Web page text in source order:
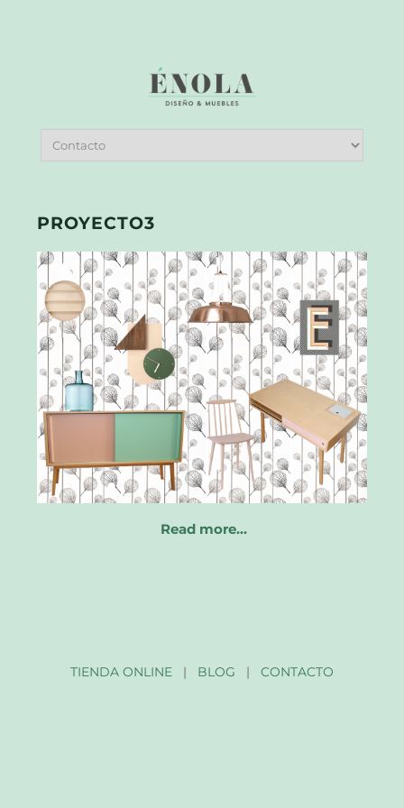
PROYECTO3
Read more…
TIENDA ONLINE| BLOG | CONTACTO